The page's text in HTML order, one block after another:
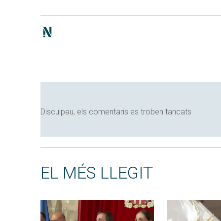
Disculpau, els comentaris es troben tancats
EL MÉS LLEGIT